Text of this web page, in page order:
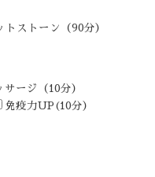
トストーン（90分）
サージ（10分）
免疫力UP(10分）